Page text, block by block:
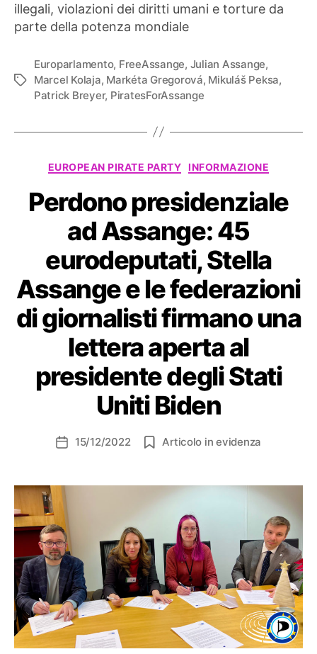
illegali, violazioni dei diritti umani e torture da
parte della potenza mondiale
Tag
Europarlamento, FreeAssange, Julian Assange,
Marcel Kolaja, Markéta Gregorová, Mikuláš Peksa,
Patrick Breyer, PiratesForAssange
Categorie
EUROPEAN PIRATE PARTY INFORMAZIONE
Perdono presidenziale
ad Assange: 45
eurodeputati, Stella
Assange e le federazioni
di giornalisti firmano una
lettera aperta al
presidente degli Stati
Uniti Biden
Data15/12/2022 Articolo in evidenza